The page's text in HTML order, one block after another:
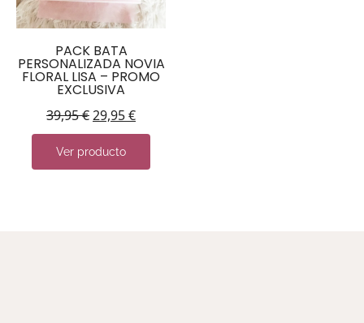
PACK BATA
PERSONALIZADA NOVIA
FLORAL LISA – PROMO
EXCLUSIVA
39,95€29,95€
Ver producto